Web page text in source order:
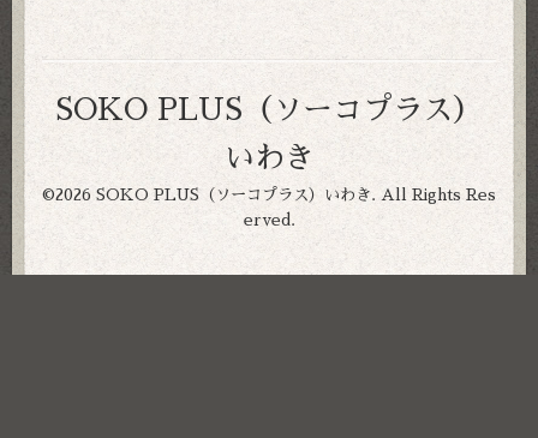
SOKO PLUS（ソーコプラス）
いわき
©2026 SOKO PLUS（ソーコプラス）いわき. All Rights Res
erved.